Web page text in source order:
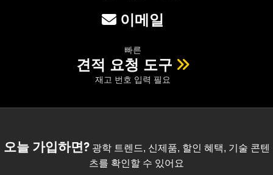
이메일
빠른
견적 요청 도구
재고 번호 입력 필요
오늘 가입하면?광학 트렌드, 신제품, 할인 혜택, 기술 콘텐
츠를 확인할 수 있어요